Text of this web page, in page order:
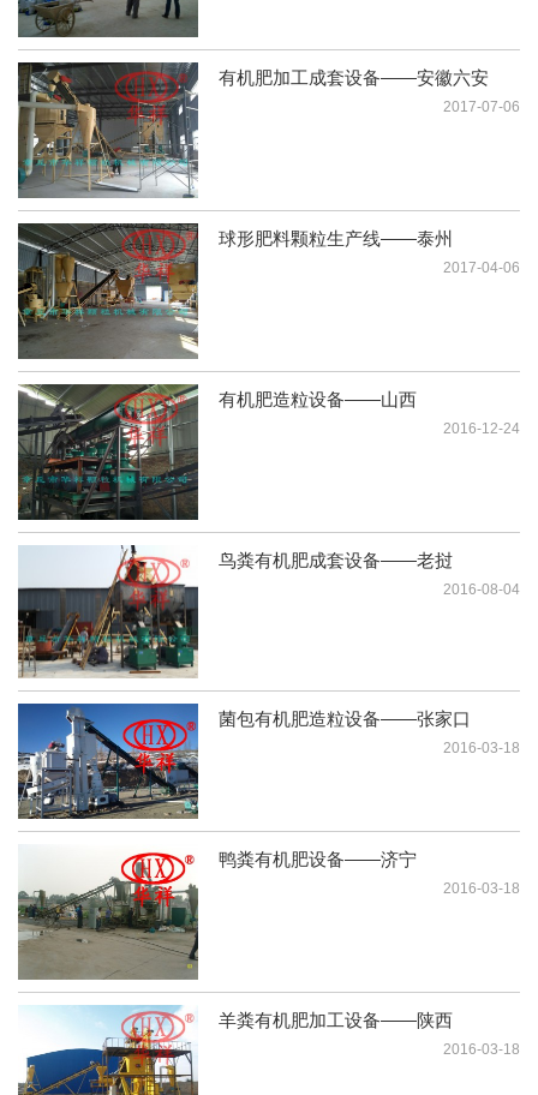
有机肥加工成套设备——安徽六安
2017-07-06
球形肥料颗粒生产线——泰州
2017-04-06
有机肥造粒设备——山西
2016-12-24
鸟粪有机肥成套设备——老挝
2016-08-04
菌包有机肥造粒设备——张家口
2016-03-18
鸭粪有机肥设备——济宁
2016-03-18
羊粪有机肥加工设备——陕西
2016-03-18